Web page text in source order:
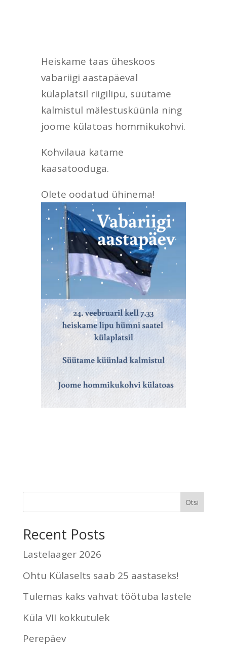
Heiskame taas üheskoos
vabariigi aastapäeval
külaplatsil riigilipu, süütame
kalmistul mälestusküünla ning
joome külatoas hommikukohvi.
Kohvilaua katame
kaasatooduga.
Olete oodatud ühinema!
Otsi
Recent Posts
Lastelaager 2026
Ohtu Külaselts saab 25 aastaseks!
Tulemas kaks vahvat töötuba lastele
Küla VII kokkutulek
Perepäev